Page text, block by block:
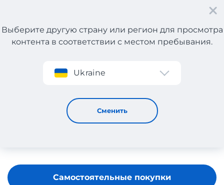
Регистрация
Выберите другую страну или регион для просмотра
контента в соответствии с местом пребывания.
Ukraine
Сменить
Guess
Самостоятельные покупки